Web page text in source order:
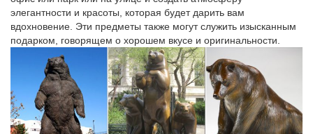
LADA Vesta седан от 554 900 руб. – Цены и комплектации…
LADA Vesta седан – конфигуратор автомобиля, цвета,
актуальные цены, комплектации, сравнение моделей.Тогда
отправляйте online-заявку на тест-драйв, расчет кредита или
покупку Vesta седан в наш дилерский центр.
galereya-kartinokzrsm.irbis-master.ru/в/1
элегантности и красоты, которая будет дарить вам
вдохновение. Эти предметы также могут служить изысканным
подарком, говорящем о хорошем вкусе и оригинальности.